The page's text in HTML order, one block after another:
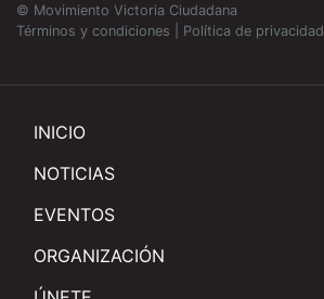
© Movimiento Victoria Ciudadana
Términos y condiciones
Política de privacidad
INICIO
NOTICIAS
EVENTOS
ORGANIZACIÓN